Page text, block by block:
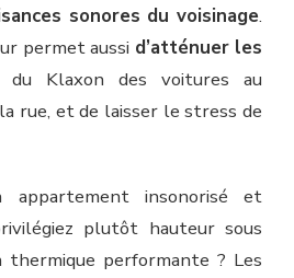
sonores du voisinage.
permet aussi d’atténuer les
du Klaxon des voitures au
rue, et de laisser le stress de
appartement insonorisé et
plutôt hauteur sous
performante ? Les